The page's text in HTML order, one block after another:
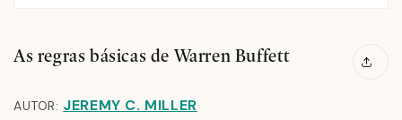
As regras básicas de Warren Buffett
AUTOR: JEREMY C. MILLER